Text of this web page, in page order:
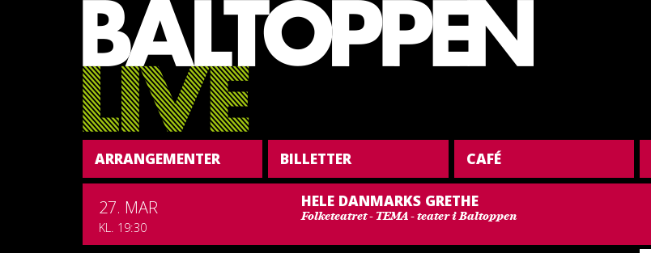
ARRANGEMENTER BILLETTER CAFÉ
27. MAR
KL. 19:30
HELE DANMARKS GRETHE
Folketeatret - TEMA - teater i Baltoppen